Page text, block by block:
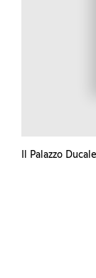
Il Palazzo